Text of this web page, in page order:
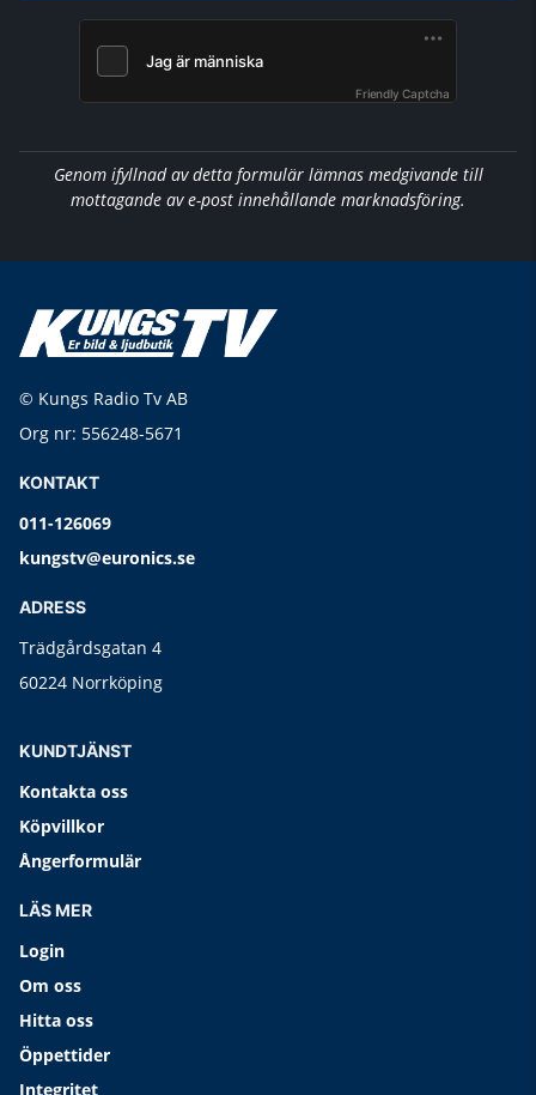
Friendly Captcha
Genom ifyllnad av detta formulär lämnas medgivande till
mottagande av e-post innehållande marknadsföring.
© Kungs Radio Tv AB
Org nr: 556248-5671
KONTAKT
011-126069
kungstv@euronics.se
ADRESS
Trädgårdsgatan 4
60224 Norrköping
KUNDTJÄNST
Kontakta oss
Köpvillkor
Ångerformulär
LÄS MER
Login
Om oss
Hitta oss
Öppettider
Integritet